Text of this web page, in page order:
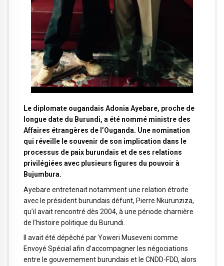
Le diplomate ougandais Adonia Ayebare, proche de
longue date du Burundi, a été nommé ministre des
Affaires étrangères de l’Ouganda. Une nomination
qui réveille le souvenir de son implication dans le
processus de paix burundais et de ses relations
privilégiées avec plusieurs figures du pouvoir à
Bujumbura.
Ayebare entretenait notamment une relation étroite
avec le président burundais défunt, Pierre Nkurunziza,
qu’il avait rencontré dès 2004, à une période charnière
de l’histoire politique du Burundi.
Il avait été dépêché par Yoweri Museveni comme
Envoyé Spécial afin d’accompagner les négociations
entre le gouvernement burundais et le CNDD-FDD, alors